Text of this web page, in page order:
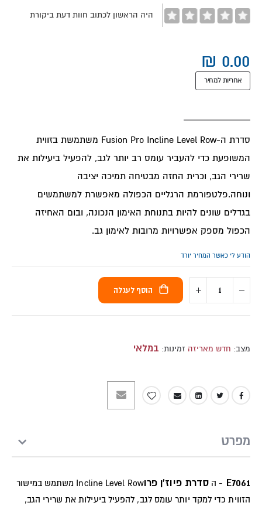
היה הראשון לכתוב חוות דעת ביקורת
אחריות למחיר
סדרת ה-Fusion Pro Incline Level Row משתמשת בזווית
המשופעת כדי להעביר עומס רב יותר לגב, להפעיל ביעילות את
שרירי הגב, וכרית החזה מבטיחה תמיכה יציבה
ונוחה.פלטפורמת הרגליים הכפולה מאפשרת למשתמשים
בגדלים שונים להיות בתנוחת האימון הנכונה, ובום האחיזה
הכפול מספק אפשרויות מרובות לאימון גב.
הודע לי כאשר המחיר יורד
הוסף לעגלה
מצב: חדש מאריזה זמינות: במלאי
מפרט
E7061 - ה סדרת פיוז'ן פרו
Incline Level Row משתמש במישור
הזווית כדי למקד יותר עומס לגב, להפעיל ביעילות את שרירי הגב,